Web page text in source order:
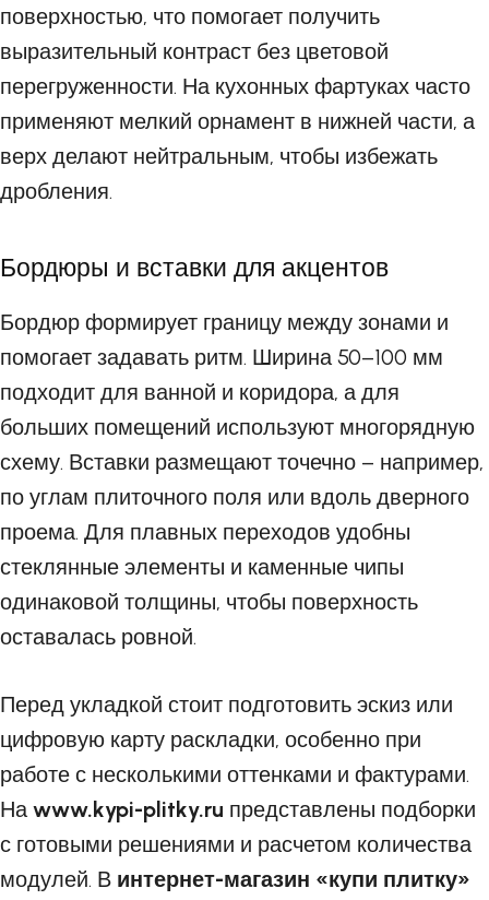
поверхностью, что помогает получить
выразительный контраст без цветовой
перегруженности. На кухонных фартуках часто
применяют мелкий орнамент в нижней части, а
верх делают нейтральным, чтобы избежать
дробления.
Бордюры и вставки для акцентов
Бордюр формирует границу между зонами и
помогает задавать ритм. Ширина 50–100 мм
подходит для ванной и коридора, а для
больших помещений используют многорядную
схему. Вставки размещают точечно – например,
по углам плиточного поля или вдоль дверного
проема. Для плавных переходов удобны
стеклянные элементы и каменные чипы
одинаковой толщины, чтобы поверхность
оставалась ровной.
Перед укладкой стоит подготовить эскиз или
цифровую карту раскладки, особенно при
работе с несколькими оттенками и фактурами.
Наwww.kypi-plitky.ru представлены подборки
с готовыми решениями и расчетом количества
модулей. В интернет-магазин «купи плитку»